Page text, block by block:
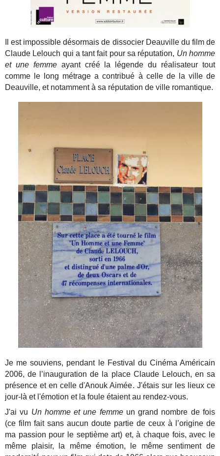
Il est impossible désormais de dissocier Deauville du film de
Claude Lelouch qui a tant fait pour sa réputation, Un homme
et une femme ayant créé la légende du réalisateur tout
comme le long métrage a contribué à celle de la ville de
Deauville, et notamment à sa réputation de ville romantique.
Je me souviens, pendant le Festival du Cinéma Américain
2006, de l’inauguration de la place Claude Lelouch, en sa
présence et en celle d'Anouk Aimée. J'étais sur les lieux ce
jour-là et l'émotion et la foule étaient au rendez-vous.
J'ai vu Un homme et une femmeun grand nombre de fois
(ce film fait sans aucun doute partie de ceux à l’origine de
ma passion pour le septième art) et, à chaque fois, avec le
même plaisir, la même émotion, le même sentiment de